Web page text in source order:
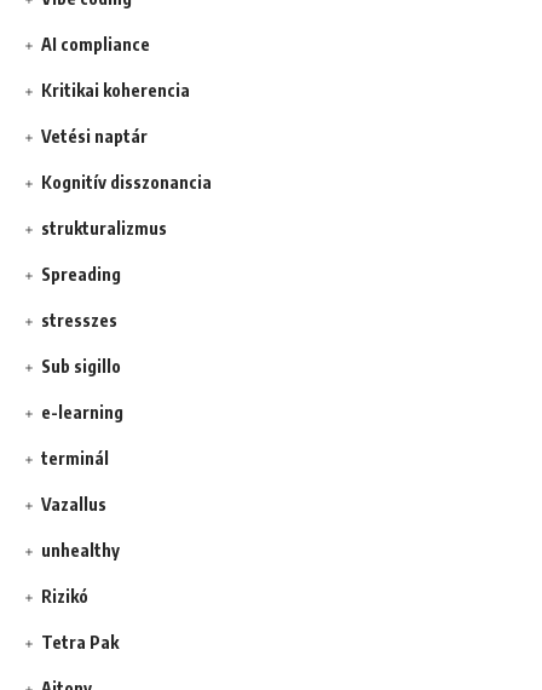
AI compliance
Kritikai koherencia
Vetési naptár
Kognitív disszonancia
strukturalizmus
Spreading
stresszes
Sub sigillo
e-learning
terminál
Vazallus
unhealthy
Rizikó
Tetra Pak